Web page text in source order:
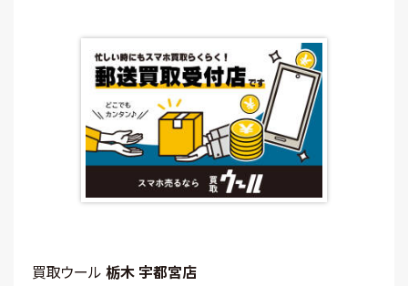
買取ウール 栃木 宇都宮店